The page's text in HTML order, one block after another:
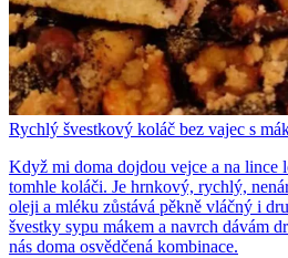
Rychlý švestkový koláč bez vajec s
Když mi doma dojdou vejce a na lince
tomhle koláči. Je hrnkový, rychlý,
oleji a mléku zůstává pěkně vláčný i
švestky sypu mákem a navrch dávám
nás doma osvědčená kombinace.